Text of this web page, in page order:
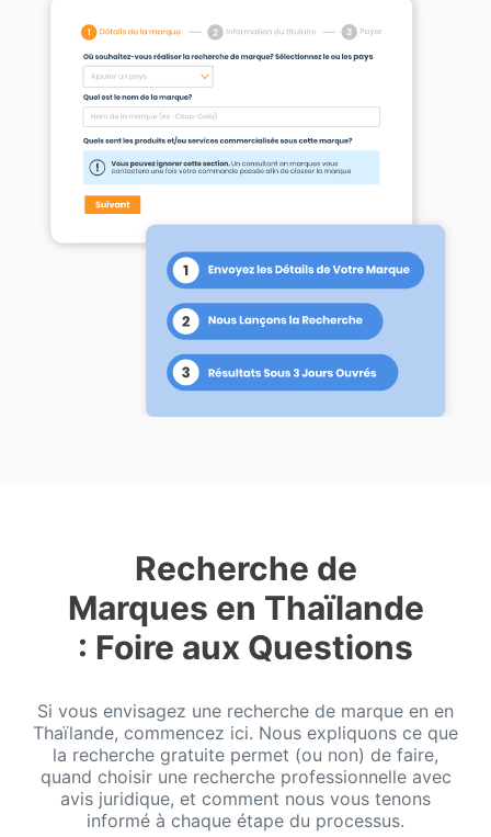
Recherche de
Marques en Thaïlande
: Foire aux Questions
Si vous envisagez une recherche de marque en en
Thaïlande, commencez ici. Nous expliquons ce que
la recherche gratuite permet (ou non) de faire,
quand choisir une recherche professionnelle avec
avis juridique, et comment nous vous tenons
informé à chaque étape du processus.